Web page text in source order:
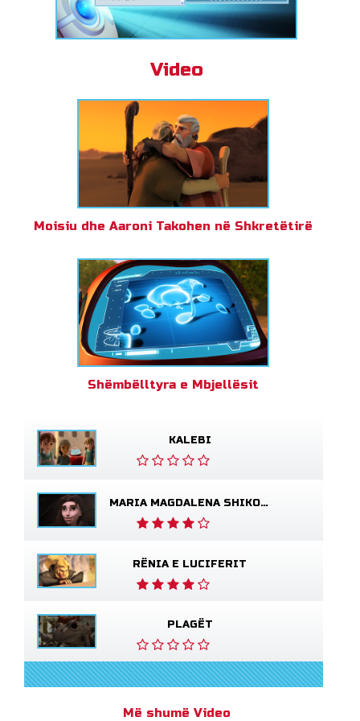
Video
Moisiu dhe Aaroni Takohen në Shkretëtirë
Shëmbëlltyra e Mbjellësit
KALEBI
MARIA MAGDALENA SHIKON JEZUSIN TË GJALLË
RËNIA E LUCIFERIT
PLAGËT
Më shumë Video